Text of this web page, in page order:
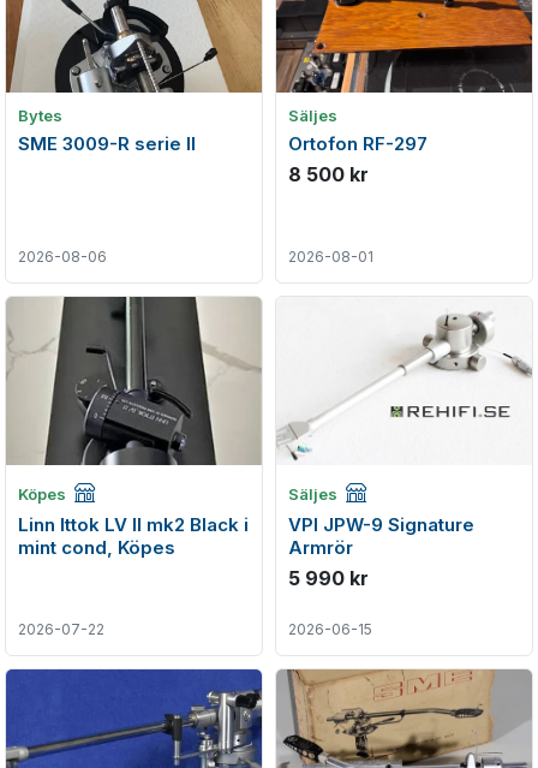
Bytes
SME 3009-R serie ll
2026-08-06
Säljes
Ortofon RF-297
8 500 kr
2026-08-01
Köpes Företagsannons
Linn Ittok LV II mk2 Black i
mint cond, Köpes
2026-07-22
Säljes Företagsannons
VPI JPW-9 Signature
Armrör
5 990 kr
2026-06-15